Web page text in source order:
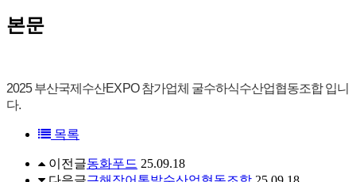
본문
2025 부산국제수산EXPO 참가업체 굴수하식수산업협동조합 입니
다.
목록
이전글동화푸드 25.09.18